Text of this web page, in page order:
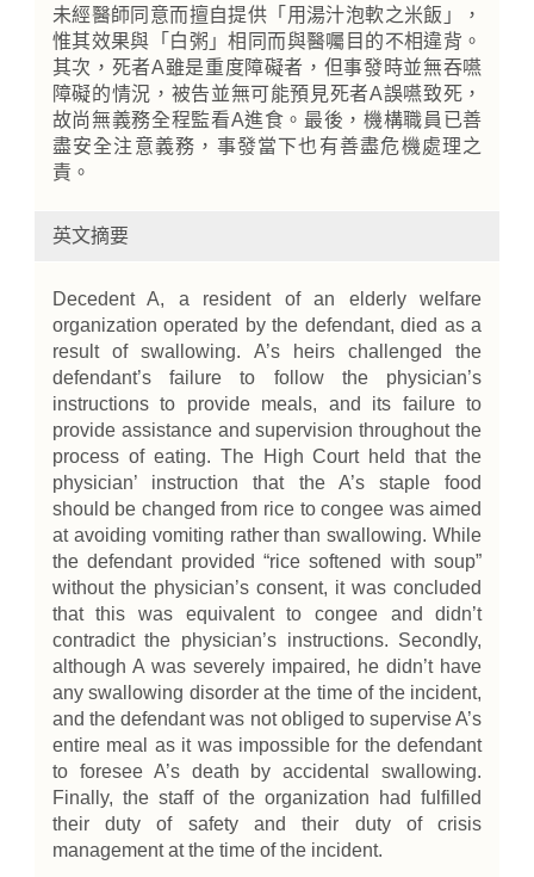
未經醫師同意而擅自提供「用湯汁泡軟之米飯」，
惟其效果與「白粥」相同而與醫囑目的不相違背。
其次，死者A雖是重度障礙者，但事發時並無吞嚥
障礙的情況，被告並無可能預見死者A誤嚥致死，
故尚無義務全程監看A進食。最後，機構職員已善
盡安全注意義務，事發當下也有善盡危機處理之
責。
英文摘要
Decedent A, a resident of an elderly welfare
organization operated by the defendant, died as a
result of swallowing. A’s heirs challenged the
defendant’s failure to follow the physician’s
instructions to provide meals, and its failure to
provide assistance and supervision throughout the
process of eating. The High Court held that the
physician’ instruction that the A’s staple food
should be changed from rice to congee was aimed
at avoiding vomiting rather than swallowing. While
the defendant provided “rice softened with soup”
without the physician’s consent, it was concluded
that this was equivalent to congee and didn’t
contradict the physician’s instructions. Secondly,
although A was severely impaired, he didn’t have
any swallowing disorder at the time of the incident,
and the defendant was not obliged to supervise A’s
entire meal as it was impossible for the defendant
to foresee A’s death by accidental swallowing.
Finally, the staff of the organization had fulfilled
their duty of safety and their duty of crisis
management at the time of the incident.